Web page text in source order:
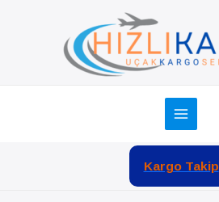
Kargo Takip